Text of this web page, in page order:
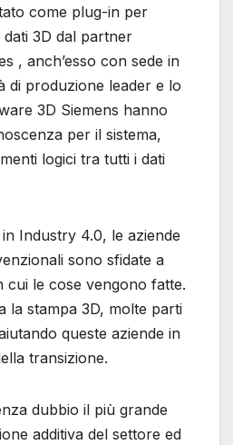
come plug-in per
3D dal partner
, anch’esso con sede in
di produzione leader e lo
3D Siemens hanno
per il sistema,
logici tra tutti i dati
Industry 4.0, le aziende
sono sfidate a
cui le cose vengono fatte.
la stampa 3D, molte parti
queste aziende in
transizione.
dubbio il più grande
additiva del settore ed